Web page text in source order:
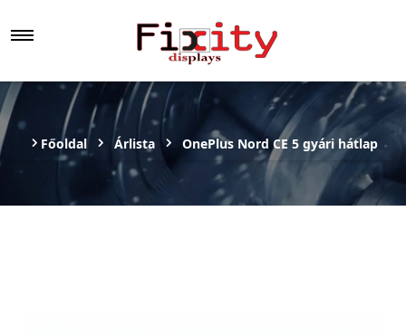
Főoldal Árlista OnePlus Nord CE 5 gyári hátlap